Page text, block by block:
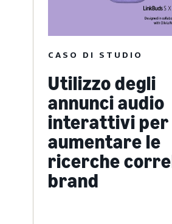
CASO DI STUDIO
Utilizzo degli
annunci audio
interattivi per
aumentare le
ricerche
brand